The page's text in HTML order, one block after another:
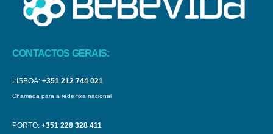
CONTACTOS GERAIS:
LISBOA: +351 212 744 021
Chamada para a rede fixa nacional
PORTO: +351 228 328 411